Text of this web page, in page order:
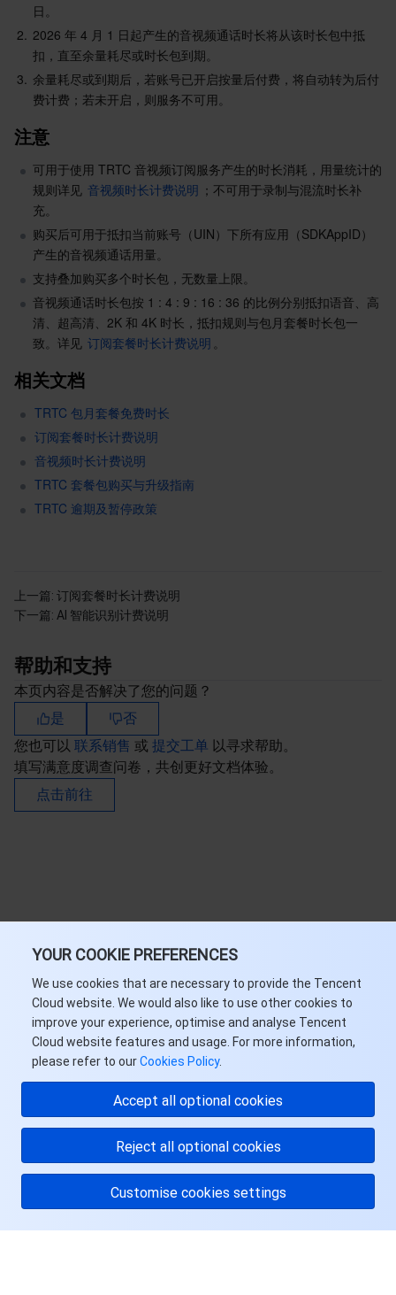
YOUR COOKIE PREFERENCES
We use cookies that are necessary to provide the Tencent
Cloud website. We would also like to use other cookies to
improve your experience, optimise and analyse Tencent
Cloud website features and usage. For more information,
please refer to ourCookies Policy.
Accept all optional cookies
Reject all optional cookies
Customise cookies settings
身份识别平台
云顾问 - 混沌演练
地域管理系统
配额中心
资源中心
腾讯云健康看板
云顾问-Tencent RTC 云助手
云压测
账号相关
消息中心
控制台相关
费用中心
认证信息
政策与规范
第三方
服务计划
合作伙伴支持计划
TencentOS Server
日。
2. 2026 年 4 月 1 日起产生的音视频通话时长将从该时长包中抵
扣，直至余量耗尽或时长包到期。
3. 余量耗尽或到期后，若账号已开启按量后付费，将自动转为后付
费计费；若未开启，则服务不可用。
注意
可用于使用 TRTC 音视频订阅服务产生的时长消耗，用量统计的
规则详见 音视频时长计费说明 ；不可用于录制与混流时长补
充。
购买后可用于抵扣当前账号（UIN）下所有应用（SDKAppID）
产生的音视频通话用量。
支持叠加购买多个时长包，无数量上限。
音视频通话时长包按 1 : 4 : 9 : 16 : 36 的比例分别抵扣语音、高
清、超高清、2K 和 4K 时长，抵扣规则与包月套餐时长包一
致。详见 订阅套餐时长计费说明 。
相关文档
TRTC 包月套餐免费时长
订阅套餐时长计费说明
音视频时长计费说明
TRTC 套餐包购买与升级指南
TRTC 逾期及暂停政策
上一篇: 订阅套餐时长计费说明
下一篇: AI 智能识别计费说明
帮助和支持
本页内容是否解决了您的问题？
是
否
您也可以 联系销售 或 提交工单 以寻求帮助。
填写满意度调查问卷，共创更好文档体验。
点击前往